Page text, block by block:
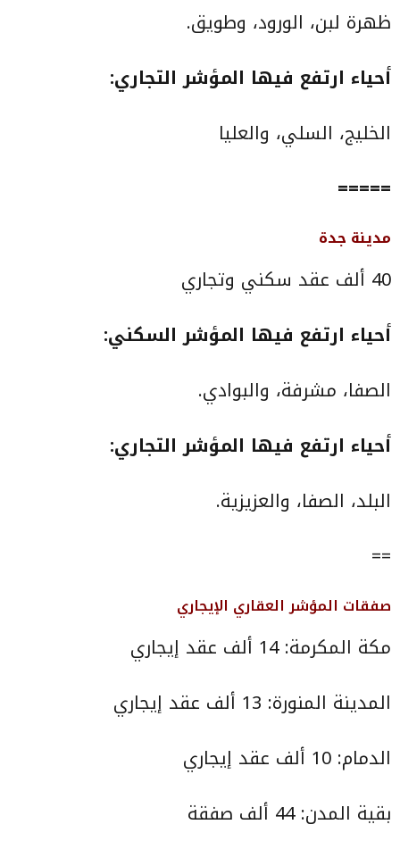
ظهرة لبن، الورود، وطويق.
أحياء ارتفع فيها المؤشر التجاري:
الخليج، السلي، والعليا
=====
مدينة جدة
40 ألف عقد سكني وتجاري
أحياء ارتفع فيها المؤشر السكني:
الصفا، مشرفة، والبوادي.
أحياء ارتفع فيها المؤشر التجاري:
البلد، الصفا، والعزيزية.
==
صفقات المؤشر العقاري الإيجاري
مكة المكرمة: 14 ألف عقد إيجاري
المدينة المنورة: 13 ألف عقد إيجاري
الدمام: 10 ألف عقد إيجاري
بقية المدن: 44 ألف صفقة